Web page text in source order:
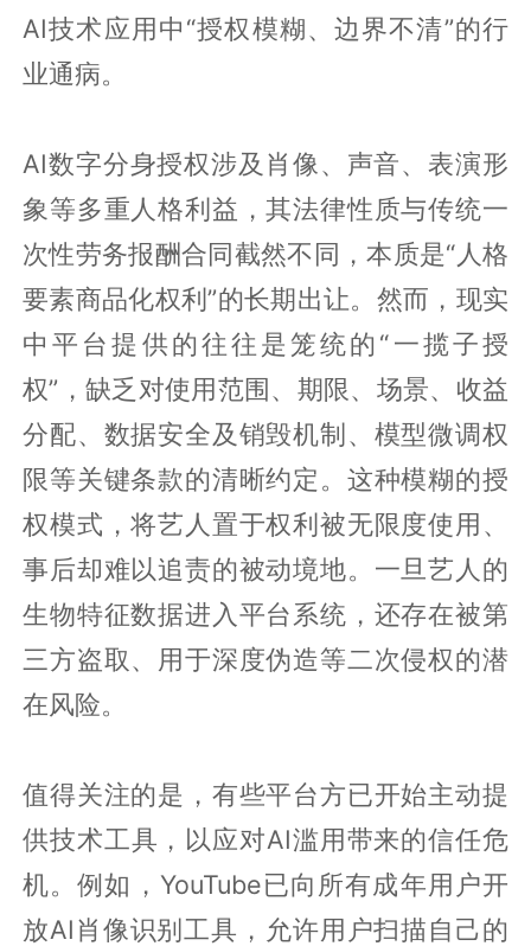
AI技术应用中“授权模糊、边界不清”的行
业通病。
AI数字分身授权涉及肖像、声音、表演形
象等多重人格利益，其法律性质与传统一
次性劳务报酬合同截然不同，本质是“人格
要素商品化权利”的长期出让。然而，现实
中平台提供的往往是笼统的“一揽子授
权”，缺乏对使用范围、期限、场景、收益
分配、数据安全及销毁机制、模型微调权
限等关键条款的清晰约定。这种模糊的授
权模式，将艺人置于权利被无限度使用、
事后却难以追责的被动境地。一旦艺人的
生物特征数据进入平台系统，还存在被第
三方盗取、用于深度伪造等二次侵权的潜
在风险。
值得关注的是，有些平台方已开始主动提
供技术工具，以应对AI滥用带来的信任危
机。例如，YouTube已向所有成年用户开
放AI肖像识别工具，允许用户扫描自己的